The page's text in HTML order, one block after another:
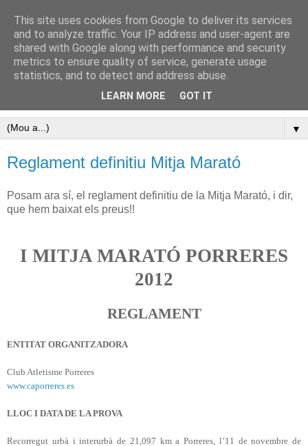
Pàgina oficial del Club
Atletisme Porreres
Disfruta de l’atletisme a Porreres
▼
Reglament definitiu Mitja Marató
Posam ara sí, el reglament definitiu de la Mitja Marató, i dir,
que hem baixat els preus!!
I MITJA MARATÓ PORRERES
2012
REGLAMENT
ENTITAT ORGANITZADORA
Club Atletisme Porreres
www.caporreres.es
LLOC I DATA DE LA PROVA
Recorregut urbà i interurbà de 21,097 km a Porreres, l’11 de novembre de
This site uses cookies from Google to deliver its services
and to analyze traffic. Your IP address and user-agent are
shared with Google along with performance and security
metrics to ensure quality of service, generate usage
statistics, and to detect and address abuse.
LEARN MORE GOT IT